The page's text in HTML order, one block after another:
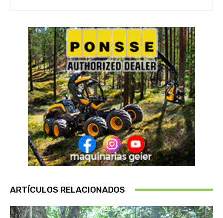
ARTÍCULOS RELACIONADOS